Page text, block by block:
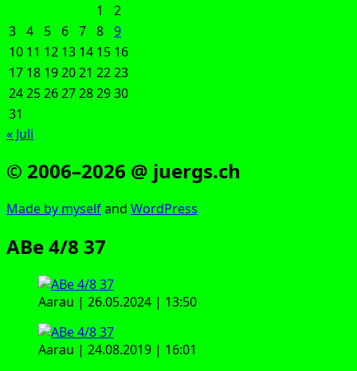
1
2
3 4 5 6 7 8 9
10 11 12 13 14 15 16
17 18 192021 2223
24252627282930
31
« Juli
© 2006–2026 @ juergs.ch
Made by mys­elfand Word­Press
ABe 4/8 37
Aar­au | 26.05.2024 | 13:50
Aar­au | 24.08.2019 | 16:01